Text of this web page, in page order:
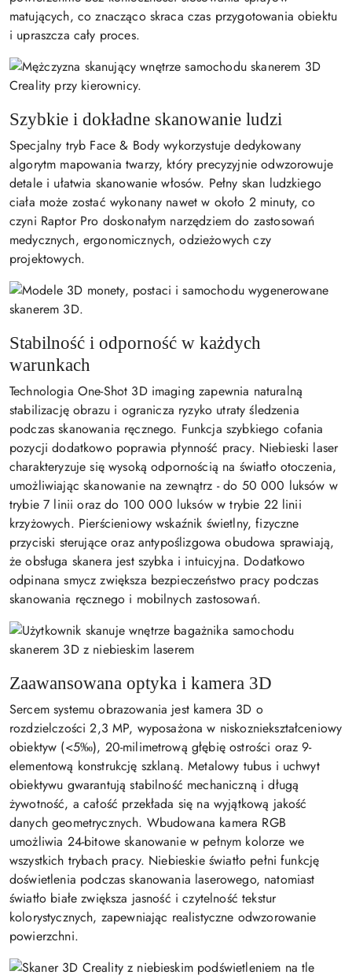
matujących, co znacząco skraca czas przygotowania obiektu
i upraszcza cały proces.
Szybkie i dokładne skanowanie ludzi
Specjalny tryb Face & Body wykorzystuje dedykowany
algorytm mapowania twarzy, który precyzyjnie odwzorowuje
detale i ułatwia skanowanie włosów. Pełny skan ludzkiego
ciała może zostać wykonany nawet w około 2 minuty, co
czyni Raptor Pro doskonałym narzędziem do zastosowań
medycznych, ergonomicznych, odzieżowych czy
projektowych.
Stabilność i odporność w każdych
warunkach
Technologia One-Shot 3D imaging zapewnia naturalną
stabilizację obrazu i ogranicza ryzyko utraty śledzenia
podczas skanowania ręcznego. Funkcja szybkiego cofania
pozycji dodatkowo poprawia płynność pracy. Niebieski laser
charakteryzuje się wysoką odpornością na światło otoczenia,
umożliwiając skanowanie na zewnątrz - do 50 000 luksów w
trybie 7 linii oraz do 100 000 luksów w trybie 22 linii
krzyżowych. Pierścieniowy wskaźnik świetlny, fizyczne
przyciski sterujące oraz antypoślizgowa obudowa sprawiają,
że obsługa skanera jest szybka i intuicyjna. Dodatkowo
odpinana smycz zwiększa bezpieczeństwo pracy podczas
skanowania ręcznego i mobilnych zastosowań.
Zaawansowana optyka i kamera 3D
Sercem systemu obrazowania jest kamera 3D o
rozdzielczości 2,3 MP, wyposażona w niskozniekształceniowy
obiektyw (<5‰), 20-milimetrową głębię ostrości oraz 9-
elementową konstrukcję szklaną. Metalowy tubus i uchwyt
obiektywu gwarantują stabilność mechaniczną i długą
żywotność, a całość przekłada się na wyjątkową jakość
danych geometrycznych. Wbudowana kamera RGB
umożliwia 24-bitowe skanowanie w pełnym kolorze we
wszystkich trybach pracy. Niebieskie światło pełni funkcję
doświetlenia podczas skanowania laserowego, natomiast
światło białe zwiększa jasność i czytelność tekstur
kolorystycznych, zapewniając realistyczne odwzorowanie
powierzchni.